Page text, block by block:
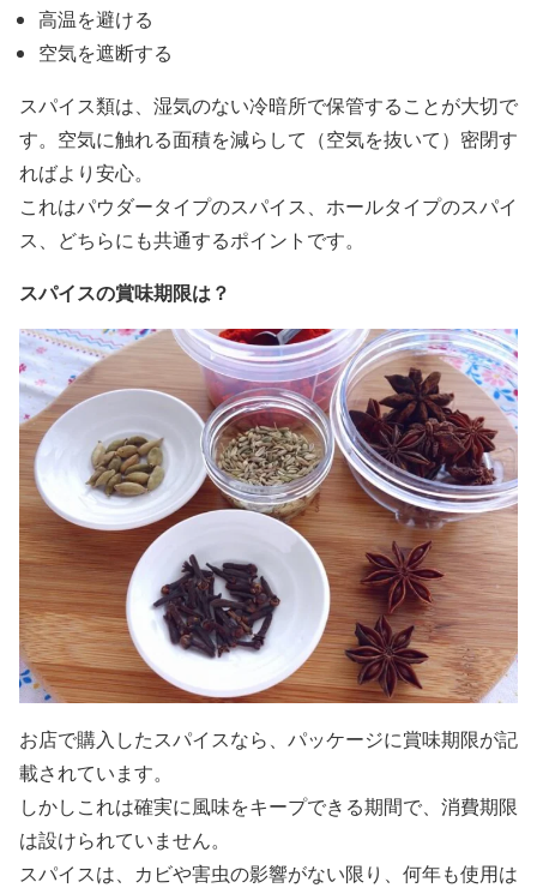
高温を避ける
空気を遮断する
スパイス類は、湿気のない冷暗所で保管することが大切で
す。空気に触れる面積を減らして（空気を抜いて）密閉す
ればより安心。
これはパウダータイプのスパイス、ホールタイプのスパイ
ス、どちらにも共通するポイントです。
スパイスの賞味期限は？
お店で購入したスパイスなら、パッケージに賞味期限が記
載されています。
しかしこれは確実に風味をキープできる期間で、消費期限
は設けられていません。
スパイスは、カビや害虫の影響がない限り、何年も使用は